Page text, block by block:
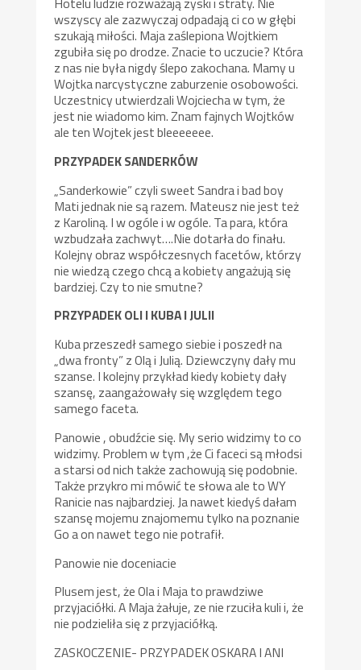
wszyscy ale zazwyczaj odpadają ci co w głębi
szukają miłości. Maja zaślepiona Wojtkiem
zgubiła się po drodze. Znacie to uczucie? Która
z nas nie była nigdy ślepo zakochana. Mamy u
Wojtka narcystyczne zaburzenie osobowości.
Uczestnicy utwierdzali Wojciecha w tym, że
jest nie wiadomo kim. Znam fajnych Wojtków
ale ten Wojtek jest bleeeeeee.
PRZYPADEK SANDERKÓW
„Sanderkowie” czyli sweet Sandra i bad boy
Mati jednak nie są razem. Mateusz nie jest też
z Karoliną. I w ogóle i w ogóle. Ta para, która
wzbudzała zachwyt….Nie dotarła do finału.
Kolejny obraz współczesnych facetów, którzy
nie wiedzą czego chcą a kobiety angażują się
bardziej. Czy to nie smutne?
PRZYPADEK OLI I KUBA I JULII
Kuba przeszedł samego siebie i poszedł na
„dwa fronty” z Olą i Julią. Dziewczyny dały mu
szanse. I kolejny przykład kiedy kobiety dały
szansę, zaangażowały się względem tego
samego faceta.
Panowie , obudźcie się. My serio widzimy to co
widzimy. Problem w tym ,że Ci faceci są młodsi
a starsi od nich także zachowują się podobnie.
Także przykro mi mówić te słowa ale to WY
Ranicie nas najbardziej. Ja nawet kiedyś dałam
szansę mojemu znajomemu tylko na poznanie
Go a on nawet tego nie potrafił.
Panowie nie doceniacie
Plusem jest, że Ola i Maja to prawdziwe
przyjaciółki. A Maja żałuje, ze nie rzuciła kuli i, że
nie podzieliła się z przyjaciółką.
ZASKOCZENIE- PRZYPADEK OSKARA I ANI